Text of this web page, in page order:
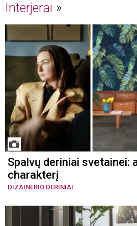
Interjerai
Spalvų deriniai svetainei:
charakterį
DIZAINERIO DERINIAI